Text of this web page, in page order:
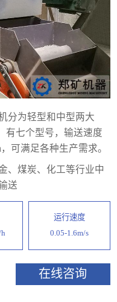
分为轻型和中型两大
有七个型号，输送速度
可满足各种生产需求。
、煤炭、化工等行业中
送
运行速度
0.05-1.6m/s
在线咨询